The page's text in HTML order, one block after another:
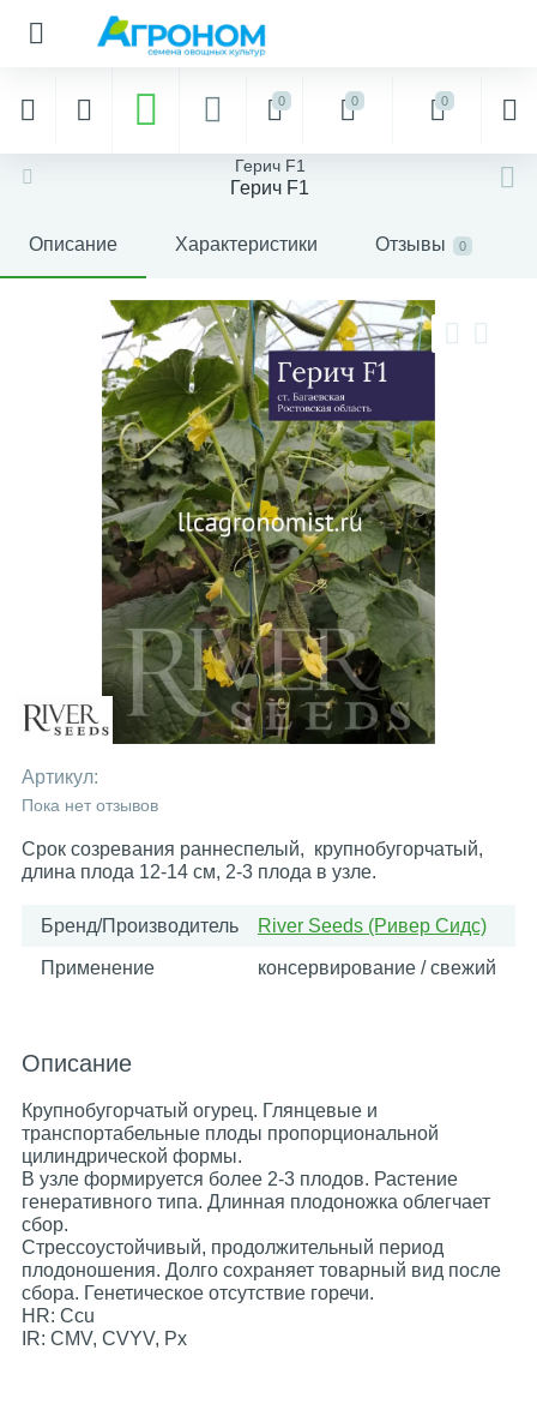
0 0 0
Герич F1
Герич F1
Описание Характеристики Отзывы 0
Артикул:
Пока нет отзывов
Срок созревания раннеспелый, крупнобугорчатый,
длина плода 12-14 см, 2-3 плода в узле.
Бренд/Производитель River Seeds (Ривер Сидс)
Применение консервирование / свежий
Описание
Крупнобугорчатый огурец. Глянцевые и
транспортабельные плоды пропорциональной
цилиндрической формы.
В узле формируется более 2-3 плодов. Растение
генеративного типа. Длинная плодоножка облегчает
сбор.
Стрессоустойчивый, продолжительный период
плодоношения. Долго сохраняет товарный вид после
сбора. Генетическое отсутствие горечи.
HR: Ссu
IR: CMV, CVYV, Px